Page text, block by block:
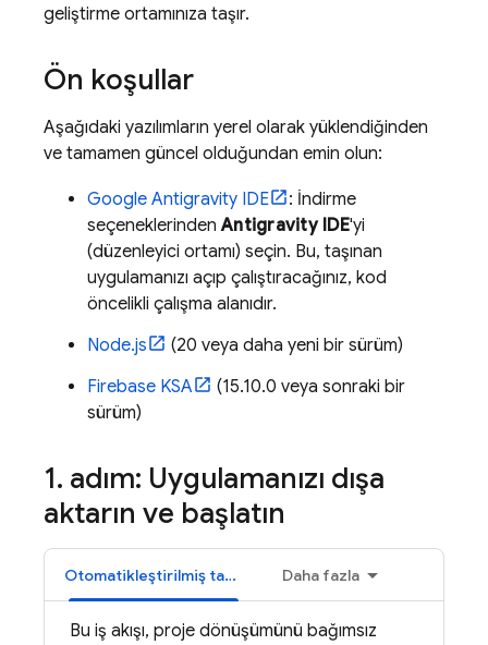
geliştirme ortamınıza taşır.
Ön koşullar
Aşağıdaki yazılımların yerel olarak yüklendiğinden
ve tamamen güncel olduğundan emin olun:
Google Antigravity IDE
: İndirme
seçeneklerindenAntigravity IDE'yi
(düzenleyici ortamı) seçin. Bu, taşınan
uygulamanızı açıp çalıştıracağınız, kod
öncelikli çalışma alanıdır.
Node.js
(20 veya daha yeni bir sürüm)
Firebase KSA
(15.10.0 veya sonraki bir
sürüm)
1. adım: Uygulamanızı dışa
aktarın ve başlatın
Otomatikleştirilmiş taşıma Daha fazla
Bu iş akışı, proje dönüşümünü bağımsız